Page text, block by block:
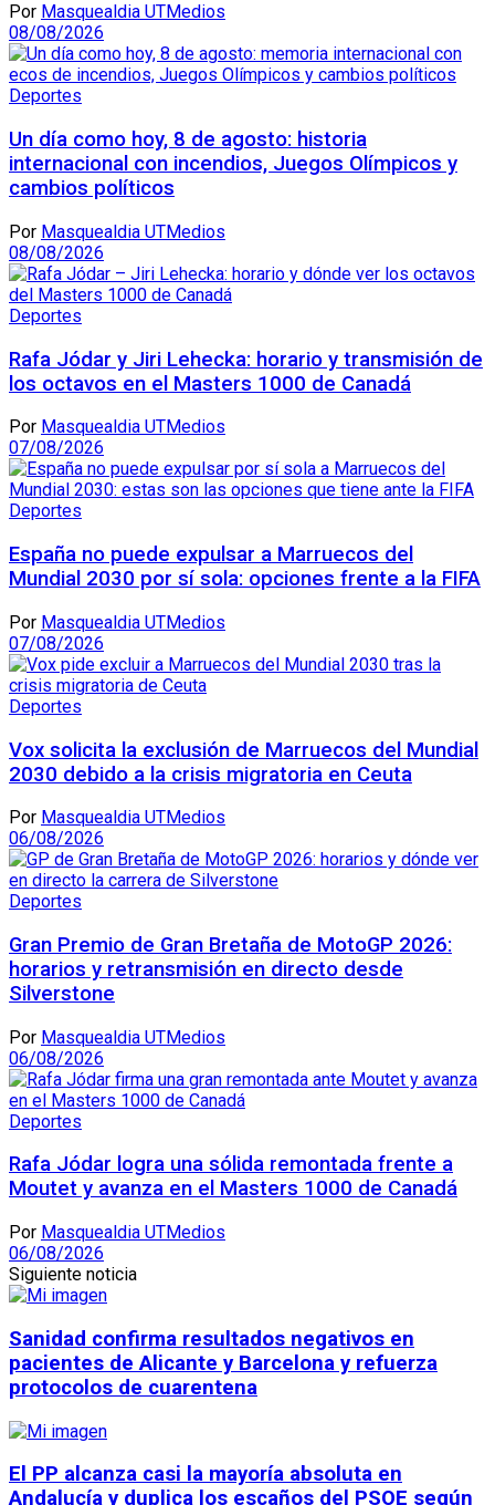
Por Masquealdia UTMedios
08/08/2026
Deportes
Un día como hoy, 8 de agosto: historia
internacional con incendios, Juegos Olímpicos y
cambios políticos
Por Masquealdia UTMedios
08/08/2026
Deportes
Rafa Jódar y Jiri Lehecka: horario y transmisión de
los octavos en el Masters 1000 de Canadá
Por Masquealdia UTMedios
07/08/2026
Deportes
España no puede expulsar a Marruecos del
Mundial 2030 por sí sola: opciones frente a la FIFA
Por Masquealdia UTMedios
07/08/2026
Deportes
Vox solicita la exclusión de Marruecos del Mundial
2030 debido a la crisis migratoria en Ceuta
Por Masquealdia UTMedios
06/08/2026
Deportes
Gran Premio de Gran Bretaña de MotoGP 2026:
horarios y retransmisión en directo desde
Silverstone
Por Masquealdia UTMedios
06/08/2026
Deportes
Rafa Jódar logra una sólida remontada frente a
Moutet y avanza en el Masters 1000 de Canadá
Por Masquealdia UTMedios
06/08/2026
Siguiente noticia
Sanidad confirma resultados negativos en
pacientes de Alicante y Barcelona y refuerza
protocolos de cuarentena
El PP alcanza casi la mayoría absoluta en
Andalucía y duplica los escaños del PSOE según